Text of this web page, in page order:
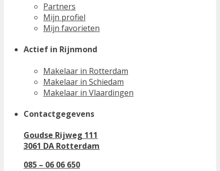
Partners
Mijn profiel
Mijn favorieten
Actief in Rijnmond
Makelaar in Rotterdam
Makelaar in Schiedam
Makelaar in Vlaardingen
Contactgegevens
Goudse Rijweg 111
3061 DA Rotterdam
085 – 06 06 650